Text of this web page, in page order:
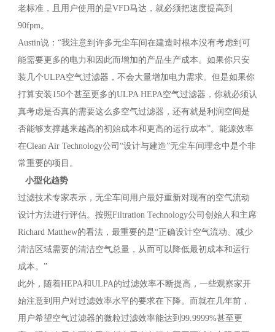
老标准，且用户使用的是VFD马达，就必须把速度提高到
90fpm。
Austin说：“我注意到许多无尘车间在建造时根本没有考虑到可
能需要更多的电力和因此而增加的产品生产成本。如果你只安
装几个ULPA空气过滤器，不会大量增加电力需求。但是如果你
打算安装150个甚至更多的ULPA HEPA空气过滤器，你就必须认
真考虑是否真的需要这么多空气过滤器，还有就是利润空间是
否能够支撑越来越高的初始成本和更高的运行成本”。能源效率
在Clean Air Technology公司“设计与建造”无尘车间理念中是个非
常重要的项目。
小型化趋势
过滤技术专家表示，无尘车间用户最好重新对现有的空气流动
设计方法进行评估。按照Filtration Technology公司创始人和主席
Richard Matthew的看法，最重要的是“正确设计空气流动、减少
清洁区域需要的清洁空气总量，从而可以降低最初成本和运行
成本。”
此外，随着HEPA和ULPA的过滤效率不断提高，一些观察家开
始注意到用户对过滤效率水平的要求在下降。而就在几年前，
用户希望空气过滤器的微粒过滤效率能达到99.9999%甚至更